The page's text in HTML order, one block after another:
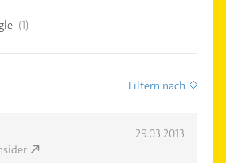
(1)
Filtern nach
29.03.2013